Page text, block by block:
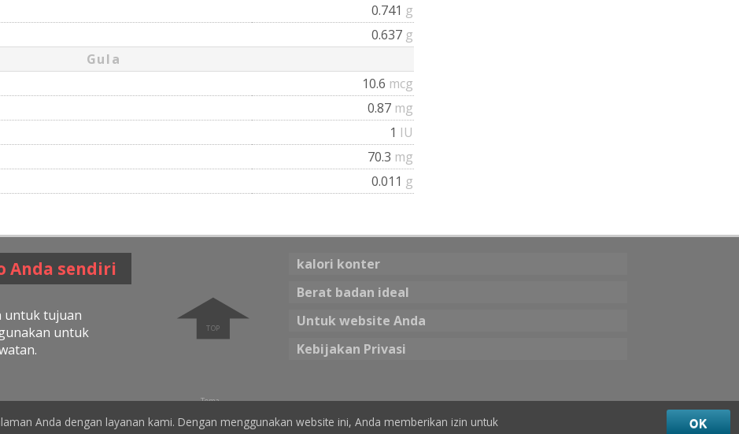
0.741 g
0.637 g
Gula
10.6 mcg
0.87 mg
1 IU
70.3 mg
0.011 g
Anda sendiri
untuk tujuan
untuk
➧
kalori konter
Berat badan ideal
Untuk website Anda
Kebijakan Privasi
Tema
☀ Warna cerah Warna gelap 🌖
Anda dengan layanan kami. Dengan menggunakan website ini, Anda memberikan izin untuk
OK